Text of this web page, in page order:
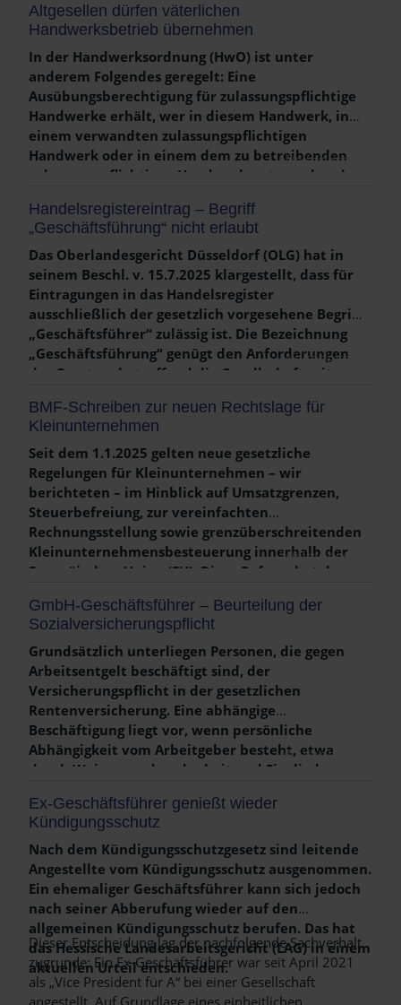
verrechnet.
ehebedingte Zuwendung der Ehefrau an den
Ehemann, den Kläger, bezeichnet. Beide Eheleute
wurden als Gesellschafter und Eigentümer des
Grundstücks in das Grundbuch eingetragen.
Altgesellen dürfen väterlichen
Handwerksbetrieb übernehmen
In der Handwerksordnung (HwO) ist unter
anderem Folgendes geregelt: Eine
Ausübungsberechtigung für zulassungspflichtige
Handwerke erhält, wer in diesem Handwerk, in
einem verwandten zulassungspflichtigen
Handwerk oder in einem dem zu betreibenden
zulassungspflichtigen Handwerk entsprechenden
ausgeübt hat, davon insgesamt 4 Jahre in
leitender Stellung.
Weiterlesen …
Handelsregistereintrag – Begriff
„Geschäftsführung“ nicht erlaubt
Das Oberlandesgericht Düsseldorf (OLG) hat in
seinem Beschl. v. 15.7.2025 klargestellt, dass für
Eintragungen in das Handelsregister
ausschließlich der gesetzlich vorgesehene Begriff
„Geschäftsführer“ zulässig ist. Die Bezeichnung
„Geschäftsführung“ genügt den Anforderungen
des Gesetzes betreffend die Gesellschaft mit
Weiterlesen …
BMF-Schreiben zur neuen Rechtslage für
Kleinunternehmen
Seit dem 1.1.2025 gelten neue gesetzliche
Regelungen für Kleinunternehmen – wir
berichteten – im Hinblick auf Umsatzgrenzen,
Steuerbefreiung, zur vereinfachten
Rechnungsstellung sowie grenzüberschreitenden
Kleinunternehmensbesteuerung innerhalb der
Europäischen Union (EU). Diese Reform hat das
Schreiben vom 18.3.2025 detailliert beschrieben.
Es gilt für alle nach dem 31.12.2024 getätigten
Umsätze.
Weiterlesen …
GmbH-Geschäftsführer – Beurteilung der
Sozialversicherungspflicht
Grundsätzlich unterliegen Personen, die gegen
Arbeitsentgelt beschäftigt sind, der
Versicherungspflicht in der gesetzlichen
Rentenversicherung. Eine abhängige
Beschäftigung liegt vor, wenn persönliche
Abhängigkeit vom Arbeitgeber besteht, etwa
durch Weisungsgebundenheit und Eingliederung
grenzen die abhängige Beschäftigung von einer
selbstständigen Tätigkeit ab, die durch
unternehmerisches Risiko und
Entscheidungsfreiheit geprägt ist.
Weiterlesen …
Ex-Geschäftsführer genießt wieder
Kündigungsschutz
Nach dem Kündigungsschutzgesetz sind leitende
Angestellte vom Kündigungsschutz ausgenommen.
Ein ehemaliger Geschäftsführer kann sich jedoch
nach seiner Abberufung wieder auf den
allgemeinen Kündigungsschutz berufen. Das hat
das Hessische Landesarbeitsgericht (LAG) in einem
aktuellen Urteil entschieden.
Dieser Entscheidung lag der nachfolgende Sachverhalt
zugrunde: Ein Ex-Geschäftsführer war seit April 2021
als „Vice President für A“ bei einer Gesellschaft
angestellt. Auf Grundlage eines einheitlichen